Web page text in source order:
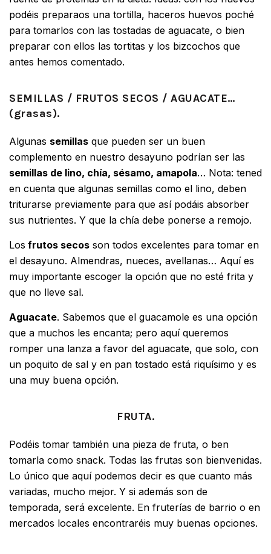
podéis preparaos una tortilla, haceros huevos poché
para tomarlos con las tostadas de aguacate, o bien
preparar con ellos las tortitas y los bizcochos que
antes hemos comentado.
SEMILLAS / FRUTOS SECOS / AGUACATE…
(grasas).
Algunas semillas que pueden ser un buen
complemento en nuestro desayuno podrían ser las
semillas de lino, chía, sésamo, amapola… Nota: tened
en cuenta que algunas semillas como el lino, deben
triturarse previamente para que así podáis absorber
sus nutrientes. Y que la chía debe ponerse a remojo.
Los frutos secos son todos excelentes para tomar en
el desayuno. Almendras, nueces, avellanas… Aquí es
muy importante escoger la opción que no esté frita y
que no lleve sal.
Aguacate. Sabemos que el guacamole es una opción
que a muchos les encanta; pero aquí queremos
romper una lanza a favor del aguacate, que solo, con
un poquito de sal y en pan tostado está riquísimo y es
una muy buena opción.
FRUTA.
Podéis tomar también una pieza de fruta, o ben
tomarla como snack. Todas las frutas son bienvenidas.
Lo único que aquí podemos decir es que cuanto más
variadas, mucho mejor. Y si además son de
temporada, será excelente. En fruterías de barrio o en
mercados locales encontraréis muy buenas opciones.